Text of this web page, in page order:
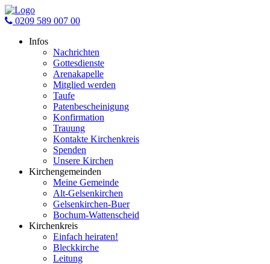
0209 589 007 00
Infos
Nachrichten
Gottesdienste
Arenakapelle
Mitglied werden
Taufe
Patenbescheinigung
Konfirmation
Trauung
Kontakte Kirchenkreis
Spenden
Unsere Kirchen
Kirchengemeinden
Meine Gemeinde
Alt-Gelsenkirchen
Gelsenkirchen-Buer
Bochum-Wattenscheid
Kirchenkreis
Einfach heiraten!
Bleckkirche
Leitung